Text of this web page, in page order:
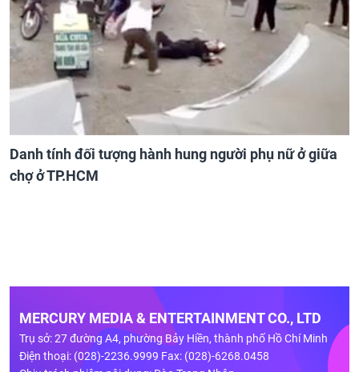
Danh tính đối tượng hành hung người phụ nữ ở giữa
chợ ở TP.HCM
MERCURY MEDIA & ENTERTAINMENT CO., LTD
Trụ sở: 27 đường A4, phường Bảy Hiền, thành phố Hồ Chí Minh
Điện thoại: (028)-2236.9999 Fax: (028)-6268.0458